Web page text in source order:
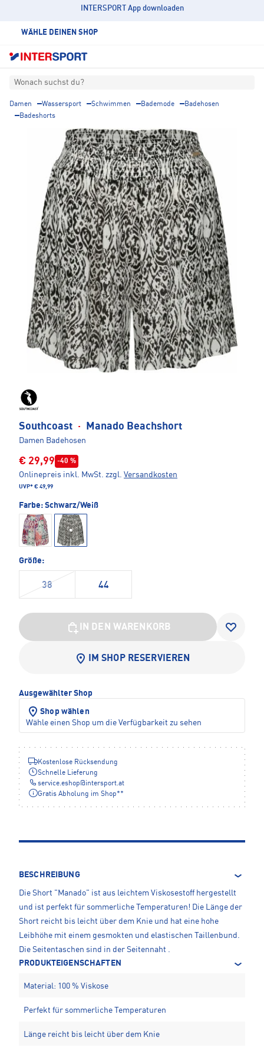
INTERSPORT App downloaden
WÄHLE DEINEN SHOP
Wonach suchst du?
Damen Wassersport Schwimmen Bademode
Badehosen
Badeshorts
Southcoast · Manado Beachshort
Damen Badehosen
€ 29,99 -40 %
Onlinepreis inkl. MwSt. zzgl. Versandkosten
UVP* € 49,99
Farbe: Schwarz/Weiß
Größe:
38 44
IN DEN WARENKORB
IM SHOP RESERVIEREN
Ausgewählter Shop
Shop wählen
Wähle einen Shop um die Verfügbarkeit zu sehen
Kostenlose Rücksendung
Schnelle Lieferung
service.eshop@intersport.at
Gratis Abholung im Shop**
BESCHREIBUNG
Die Short "Manado" ist aus leichtem Viskosestoff hergestellt
und ist perfekt für sommerliche Temperaturen! Die Länge der
Short reicht bis leicht über dem Knie und hat eine hohe
Leibhöhe mit einem gesmokten und elastischen Taillenbund.
Die Seitentaschen sind in der Seitennaht .
PRODUKTEIGENSCHAFTEN
Material: 100 % Viskose
Perfekt für sommerliche Temperaturen
Länge reicht bis leicht über dem Knie